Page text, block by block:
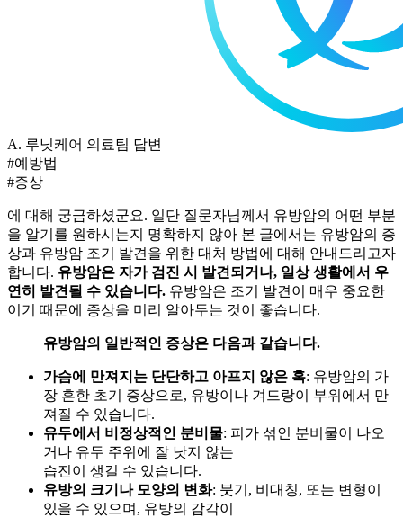
A. 루닛케어 의료팀 답변
#예방법
#증상
에 대해 궁금하셨군요. 일단 질문자님께서 유방암의 어떤 부분
을 알기를 원하시는지 명확하지 않아 본 글에서는 유방암의 증
상과 유방암 조기 발견을 위한 대처 방법에 대해 안내드리고자
합니다. 유방암은 자가 검진 시 발견되거나, 일상 생활에서 우
연히 발견될 수 있습니다. 유방암은 조기 발견이 매우 중요한
이기 때문에 증상을 미리 알아두는 것이 좋습니다.
유방암의 일반적인 증상은 다음과 같습니다.
가슴에 만져지는 단단하고 아프지 않은 혹: 유방암의 가
장 흔한 초기 증상으로, 유방이나 겨드랑이 부위에서 만
져질 수 있습니다.
유두에서 비정상적인 분비물: 피가 섞인 분비물이 나오
거나 유두 주위에 잘 낫지 않는
습진이 생길 수 있습니다.
유방의 크기나 모양의 변화: 붓기, 비대칭, 또는 변형이
있을 수 있으며, 유방의 감각이